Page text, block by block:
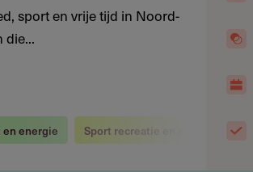
sport en vrije tijd in Noord-
die...
energie Sport recreatie en evenementen